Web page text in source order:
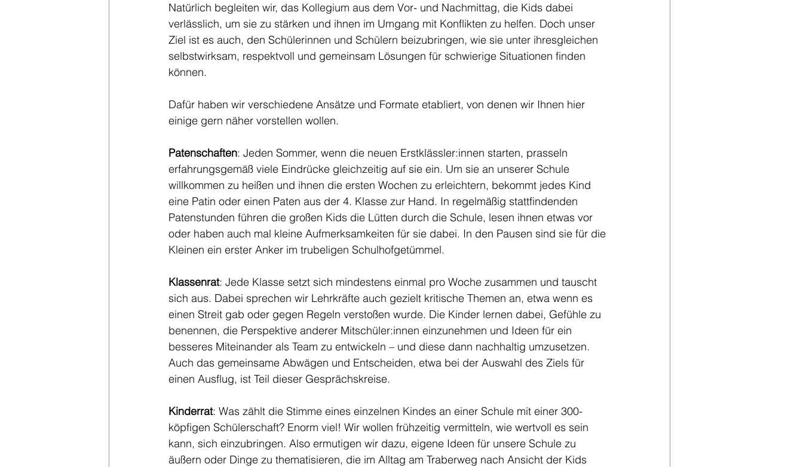
Natürlich begleiten wir, das Kollegium aus dem Vor- und Nachmittag, die Kids dabei
verlässlich, um sie zu stärken und ihnen im Umgang mit Konflikten zu helfen. Doch unser
Ziel ist es auch, den Schülerinnen und Schülern beizubringen, wie sie unter ihresgleichen
selbstwirksam, respektvoll und gemeinsam Lösungen für schwierige Situationen finden
können.
Dafür haben wir verschiedene Ansätze und Formate etabliert, von denen wir Ihnen hier
einige gern näher vorstellen wollen.
Patenschaften: Jeden Sommer, wenn die neuen Erstklässler:innen starten, prasseln
erfahrungsgemäß viele Eindrücke gleichzeitig auf sie ein. Um sie an unserer Schule
willkommen zu heißen und ihnen die ersten Wochen zu erleichtern, bekommt jedes Kind
eine Patin oder einen Paten aus der 4. Klasse zur Hand. In regelmäßig stattfindenden
Patenstunden führen die großen Kids die Lütten durch die Schule, lesen ihnen etwas vor
oder haben auch mal kleine Aufmerksamkeiten für sie dabei. In den Pausen sind sie für die
Kleinen ein erster Anker im trubeligen Schulhofgetümmel.
Klassenrat: Jede Klasse setzt sich mindestens einmal pro Woche zusammen und tauscht
sich aus. Dabei sprechen wir Lehrkräfte auch gezielt kritische Themen an, etwa wenn es
einen Streit gab oder gegen Regeln verstoßen wurde. Die Kinder lernen dabei, Gefühle zu
benennen, die Perspektive anderer Mitschüler:innen einzunehmen und Ideen für ein
besseres Miteinander als Team zu entwickeln – und diese dann nachhaltig umzusetzen.
Auch das gemeinsame Abwägen und Entscheiden, etwa bei der Auswahl des Ziels für
einen Ausflug, ist Teil dieser Gesprächskreise.
Kinderrat: Was zählt die Stimme eines einzelnen Kindes an einer Schule mit einer 300-
köpfigen Schülerschaft? Enorm viel! Wir wollen frühzeitig vermitteln, wie wertvoll es sein
kann, sich einzubringen. Also ermutigen wir dazu, eigene Ideen für unsere Schule zu
äußern oder Dinge zu thematisieren, die im Alltag am Traberweg nach Ansicht der Kids